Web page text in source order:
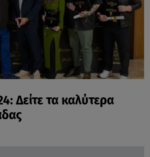
Δείτε τα καλύτερα